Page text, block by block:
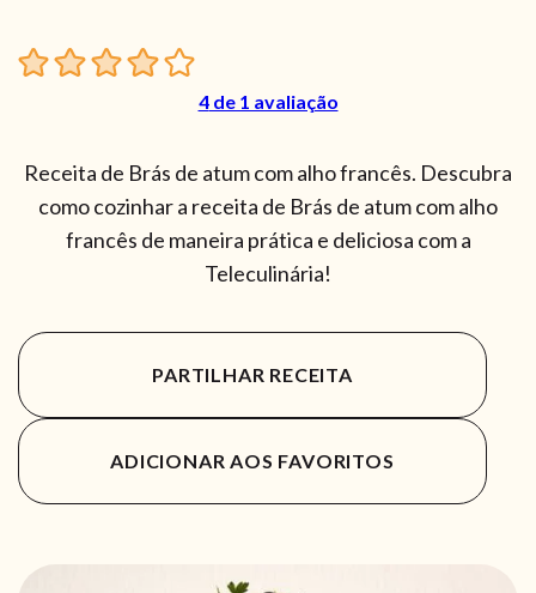
4de 1 avaliação
Receita de Brás de atum com alho francês. Descubra
como cozinhar a receita de Brás de atum com alho
francês de maneira prática e deliciosa com a
Teleculinária!
PARTILHAR RECEITA
ADICIONAR AOS FAVORITOS